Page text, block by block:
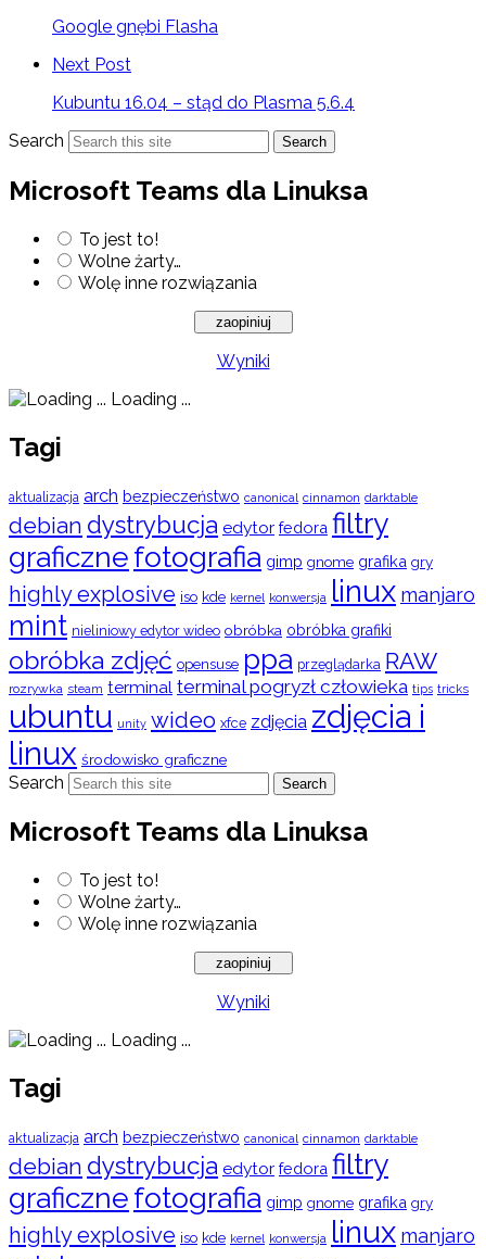
Google gnębi Flasha
Next Post
Kubuntu 16.04 – stąd do Plasma 5.6.4
Search
Search
Microsoft Teams dla Linuksa
To jest to!
Wolne żarty…
Wolę inne rozwiązania
Wyniki
Loading ...
Tagi
aktualizacja arch bezpieczeństwo canonical cinnamon darktable
debian dystrybucja edytor fedora filtry
graficznefotografia gimp gnome grafika gry
highly explosive iso kde kernel konwersja linux manjaro
mint nieliniowy edytor wideo obróbka obróbka grafiki
obróbka zdjęć opensuse ppa przeglądarka RAW
rozrywka steam terminal terminal pogryzł człowieka tips tricks
ubuntu unity wideo xfce zdjęcia zdjęcia i
linux środowisko graficzne
Search Search
Microsoft Teams dla Linuksa
To jest to!
Wolne żarty…
Wolę inne rozwiązania
Wyniki
Loading ...
Tagi
aktualizacja arch bezpieczeństwo canonical cinnamon darktable
debian dystrybucja edytor fedora filtry
graficznefotografia gimp gnome grafika gry
highly explosive iso kde kernel konwersja linux manjaro